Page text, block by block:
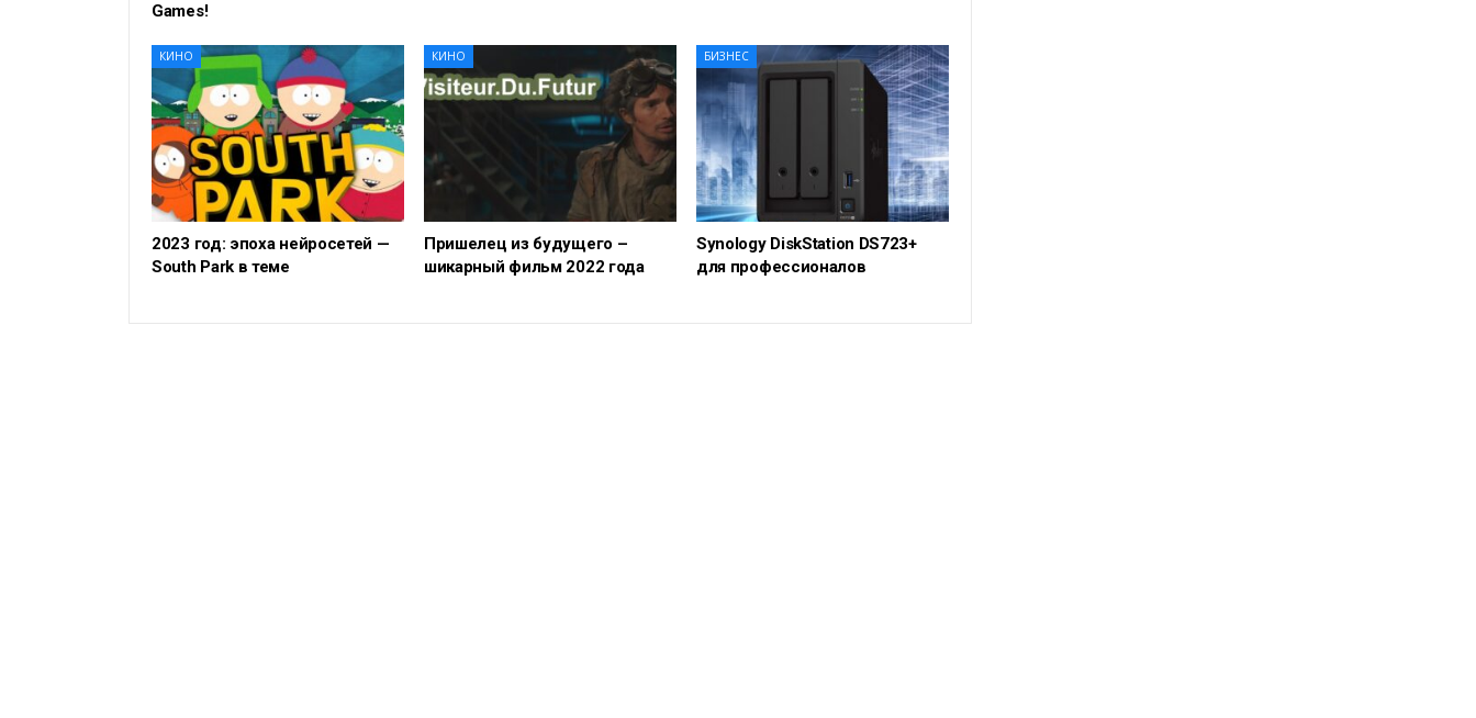
Games!
КИНО
2023 год: эпоха нейросетей —
South Park в теме
КИНО
Пришелец из будущего –
шикарный фильм 2022 года
БИЗНЕС
Synology DiskStation DS723+
для профессионалов